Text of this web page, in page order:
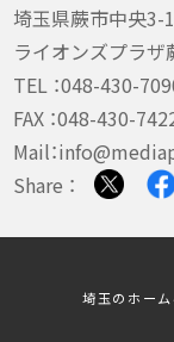
埼玉県蕨市中央3-
ライオンズプラザ
TEL ：048-430-
FAX ：048-430-
Mail：
Share ：
埼玉のホー